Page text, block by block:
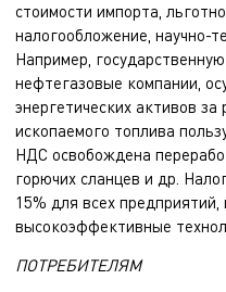
стоимости импорта,
налогообложение, научно-
Например,
нефтегазовые компании,
энергетических активов
ископаемого топлива
НДС освобождена
горючих сланцев и др.
15% для всех
высокоэффективные
ПОТРЕБИТЕЛЯМ